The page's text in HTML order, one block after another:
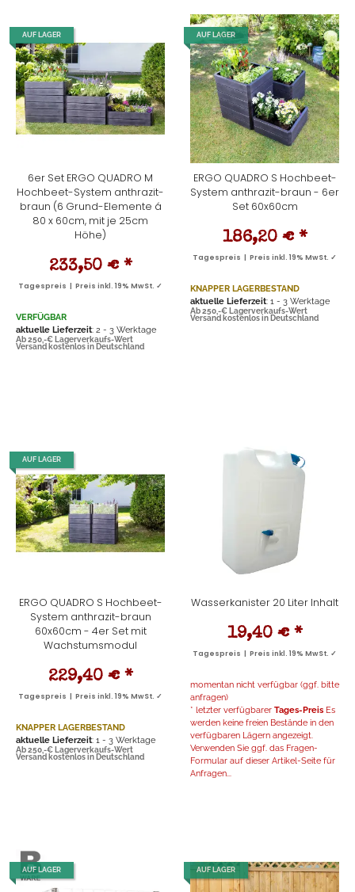
AUF LAGER
6er Set ERGO QUADRO M
Hochbeet-System anthrazit-
braun (6 Grund-Elemente á
80 x 60cm, mit je 25cm
Höhe)
233,50 € *
Tagespreis | Preis inkl. 19% MwSt. ✓
VERFÜGBAR
aktuelle Lieferzeit: 2 - 3 Werktage
Ab 250,-€ Lagerverkaufs-Wert
Versand kostenlos in Deutschland
AUF LAGER
ERGO QUADRO S Hochbeet-
System anthrazit-braun - 6er
Set 60x60cm
186,20 € *
Tagespreis | Preis inkl. 19% MwSt. ✓
KNAPPER LAGERBESTAND
aktuelle Lieferzeit: 1 - 3 Werktage
Ab 250,-€ Lagerverkaufs-Wert
Versand kostenlos in Deutschland
AUF LAGER
ERGO QUADRO S Hochbeet-
System anthrazit-braun
60x60cm - 4er Set mit
Wachstumsmodul
229,40 € *
Tagespreis | Preis inkl. 19% MwSt. ✓
KNAPPER LAGERBESTAND
aktuelle Lieferzeit: 1 - 3 Werktage
Ab 250,-€ Lagerverkaufs-Wert
Versand kostenlos in Deutschland
Wasserkanister 20 Liter Inhalt
19,40 € *
Tagespreis | Preis inkl. 19% MwSt. ✓
momentan nicht verfügbar (ggf. bitte
anfragen)
* letzter verfügbarer Tages-Preis Es
werden keine freien Bestände in den
verfügbaren Lägern angezeigt.
Verwenden Sie ggf. das Fragen-
Formular auf dieser Artikel-Seite für
Anfragen...
AUF LAGER AUF LAGER